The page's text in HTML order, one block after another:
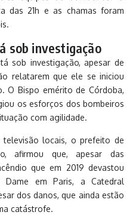
das 21h e as chamas foram
sob investigação
sob investigação, apesar de
relatarem que ele se iniciou
O Bispo emérito de Córdoba,
os esforços dos bombeiros
com agilidade.
televisão locais, o prefeito de
afirmou que, apesar das
que em 2019 devastou
em Paris, a Catedral
dos danos, que ainda estão
catástrofe.